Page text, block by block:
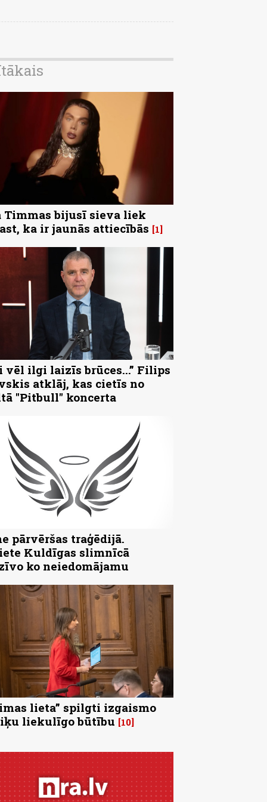
Timmas bijusī sieva liek
ka ir jaunās attiecībās 1
vēl ilgi laizīs brūces...” Filips
atklāj, kas cietīs no
"Pitbull" koncerta
pārvēršas traģēdijā.
Kuldīgas slimnīcā
ko neiedomājamu
lieta” spilgti izgaismo
liekulīgo būtību
10